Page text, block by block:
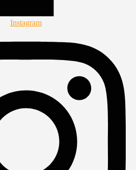
Instagram